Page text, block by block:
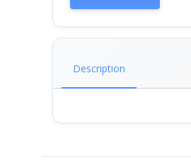
Description